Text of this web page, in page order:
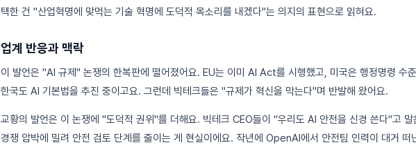
택한 건 "산업혁명에 맞먹는 기술 혁명에 도덕적 목소리를 내겠다"는 의지의 표현으로 읽혀요.
업계 반응과 맥락
이 발언은 "AI 규제" 논쟁의 한복판에 떨어졌어요. EU는 이미 AI Act를 시행했고, 미국은 행정명령 수
한국도 AI 기본법을 추진 중이고요. 그런데 빅테크들은 "규제가 혁신을 막는다"며 반발해 왔어요.
교황의 발언은 이 논쟁에 "도덕적 권위"를 더해요. 빅테크 CEO들이 "우리도 AI 안전을 신경 쓴다"고 말
경쟁 압박에 밀려 안전 검토 단계를 줄이는 게 현실이에요. 작년에 OpenAI에서 안전팀 인력이 대거 떠